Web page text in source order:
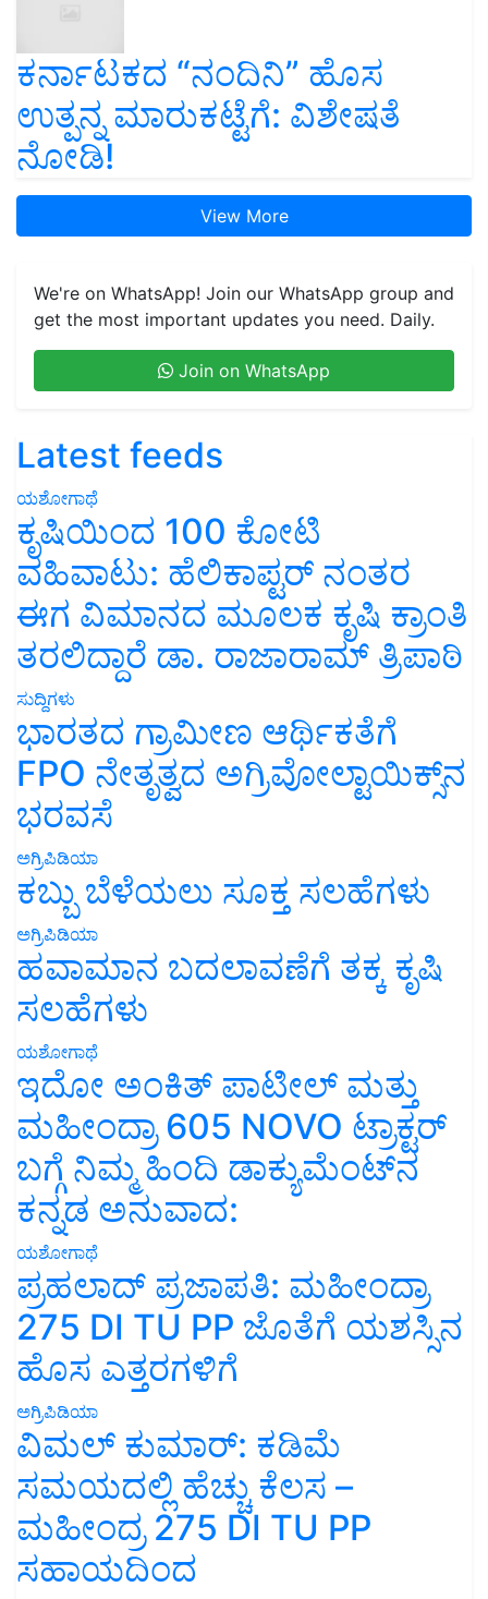
ಕರ್ನಾಟಕದ “ನಂದಿನಿ” ಹೊಸ
ಉತ್ಪನ್ನ ಮಾರುಕಟ್ಟೆಗೆ: ವಿಶೇಷತೆ
ನೋಡಿ!
View More
We're on WhatsApp! Join our WhatsApp group and
get the most important updates you need. Daily.
Join on WhatsApp
Latest feeds
ಯಶೋಗಾಥೆ
ಕೃಷಿಯಿಂದ 100 ಕೋಟಿ
ವಹಿವಾಟು: ಹೆಲಿಕಾಪ್ಟರ್ ನಂತರ
ಈಗ ವಿಮಾನದ ಮೂಲಕ ಕೃಷಿ ಕ್ರಾಂತಿ
ತರಲಿದ್ದಾರೆ ಡಾ. ರಾಜಾರಾಮ್ ತ್ರಿಪಾಠಿ
ಸುದ್ದಿಗಳು
ಭಾರತದ ಗ್ರಾಮೀಣ ಆರ್ಥಿಕತೆಗೆ
FPO ನೇತೃತ್ವದ ಅಗ್ರಿವೋಲ್ಟಾಯಿಕ್ಸ್‌ನ
ಭರವಸೆ
ಅಗ್ರಿಪಿಡಿಯಾ
ಕಬ್ಬು ಬೆಳೆಯಲು ಸೂಕ್ತ ಸಲಹೆಗಳು
ಅಗ್ರಿಪಿಡಿಯಾ
ಹವಾಮಾನ ಬದಲಾವಣೆಗೆ ತಕ್ಕ ಕೃಷಿ
ಸಲಹೆಗಳು
ಯಶೋಗಾಥೆ
ಇದೋ ಅಂಕಿತ್ ಪಾಟೀಲ್ ಮತ್ತು
ಮಹೀಂದ್ರಾ 605 NOVO ಟ್ರಾಕ್ಟರ್
ಬಗ್ಗೆ ನಿಮ್ಮ ಹಿಂದಿ ಡಾಕ್ಯುಮೆಂಟ್‌ನ
ಕನ್ನಡ ಅನುವಾದ:
ಯಶೋಗಾಥೆ
ಪ್ರಹಲಾದ್ ಪ್ರಜಾಪತಿ: ಮಹೀಂದ್ರಾ
275 DI TU PP ಜೊತೆಗೆ ಯಶಸ್ಸಿನ
ಹೊಸ ಎತ್ತರಗಳಿಗೆ
ಅಗ್ರಿಪಿಡಿಯಾ
ವಿಮಲ್ ಕುಮಾರ್: ಕಡಿಮೆ
ಸಮಯದಲ್ಲಿ ಹೆಚ್ಚು ಕೆಲಸ –
ಮಹೀಂದ್ರ 275 DI TU PP
ಸಹಾಯದಿಂದ